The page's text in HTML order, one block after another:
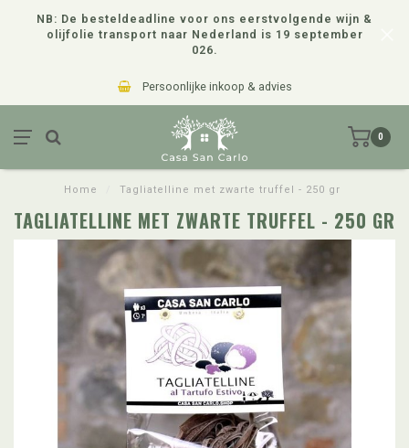
NB: De besteldeadline voor ons eerstvolgende wijn &
olijfolie transport naar Nederland is 19 september
026.
Persoonlijke inkoop & advies
0
Home Tagliatelline met zwarte truffel - 250 gr
TAGLIATELLINE MET ZWARTE TRUFFEL - 250 GR